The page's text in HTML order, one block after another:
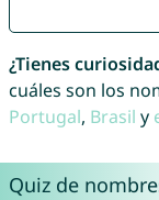
¿Tienes
cuáles son los
Portugal, Brasil y
Quiz de